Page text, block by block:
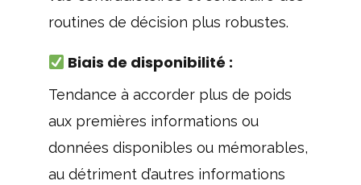
routines de décision plus robustes.
Biais de disponibilité :
Tendance à accorder plus de poids
aux premières informations ou
données disponibles ou mémorables,
au détriment d’autres informations